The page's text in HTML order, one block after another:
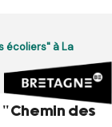
écoliers" à La
des